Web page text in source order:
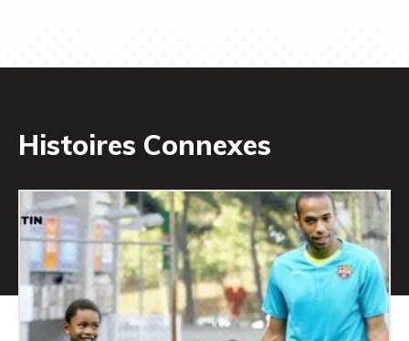
Histoires Connexes